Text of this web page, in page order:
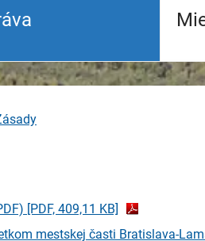
[PDF, 409,11 KB]
mestskej časti Bratislava-